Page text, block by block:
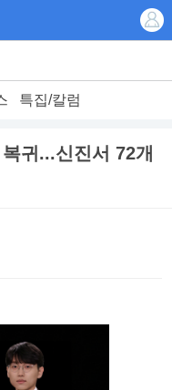
특집/칼럼
귀...신진서 72개